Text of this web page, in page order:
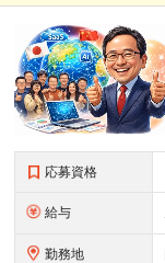
応募資格
給与
勤務地